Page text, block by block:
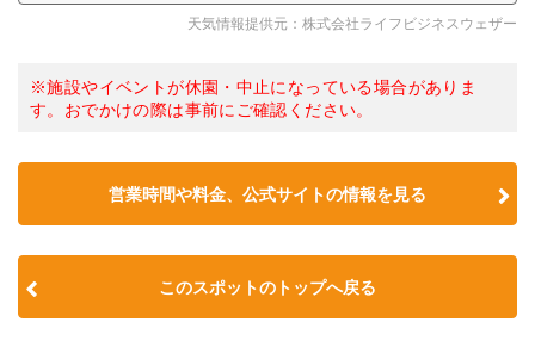
天気情報提供元：株式会社ライフビジネスウェザー
※施設やイベントが休園・中止になっている場合がありま
す。おでかけの際は事前にご確認ください。
営業時間や料金、公式サイトの情報を見る
このスポットのトップへ戻る